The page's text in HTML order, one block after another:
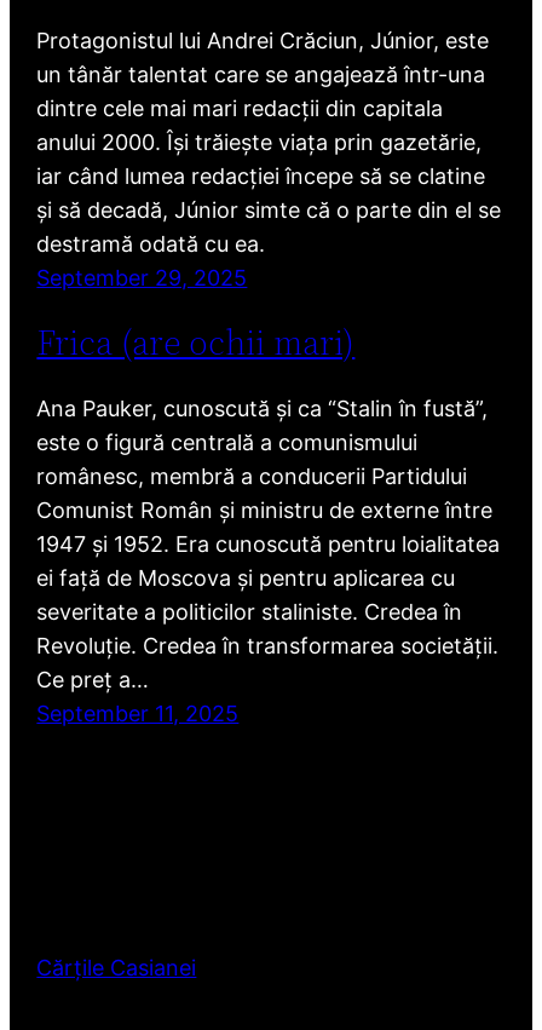
Protagonistul lui Andrei Crăciun, Júnior, este
un tânăr talentat care se angajează într-una
dintre cele mai mari redacții din capitala
anului 2000. Își trăiește viața prin gazetărie,
iar când lumea redacției începe să se clatine
și să decadă, Júnior simte că o parte din el se
destramă odată cu ea.
September 29, 2025
Frica (are ochii mari)
Ana Pauker, cunoscută și ca “Stalin în fustă”,
este o figură centrală a comunismului
românesc, membră a conducerii Partidului
Comunist Român și ministru de externe între
1947 și 1952. Era cunoscută pentru loialitatea
ei față de Moscova și pentru aplicarea cu
severitate a politicilor staliniste. Credea în
Revoluție. Credea în transformarea societății.
Ce preț a…
September 11, 2025
Cărțile Casianei